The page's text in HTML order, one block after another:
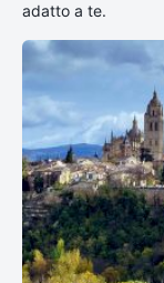
adatto a te.